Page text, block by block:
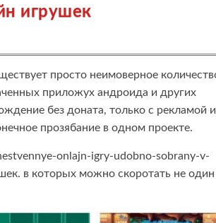
игрушек
просто неимоверное
приложух андроида и других
без доната, только с рекламой
прозябание в одном проекте.
onlajn-igry-udobno-sobrany-v-
в которых можно скоротать не один